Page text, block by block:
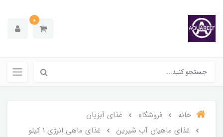
0
خانه فروشگاه
غذای آبزیان
غذای ماهیان آب شیرین
غذای ماهی انرژی 1 کیلو